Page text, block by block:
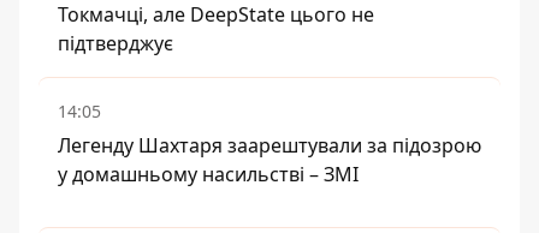
Токмачці, але DeepState цього не
підтверджує
14:05
Легенду Шахтаря заарештували за підозрою
у домашньому насильстві – ЗМІ